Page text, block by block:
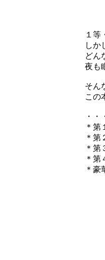
１等
しか
どん
夜も
そん
この
・
＊
＊
＊
＊
＊豪